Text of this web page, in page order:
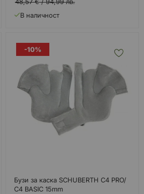
48,57 €/94,99 лв.
В наличност
-10%
Бузи за каска SCHUBERTH C4 PRO/
C4 BASIC 15mm